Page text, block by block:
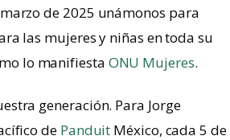
de 2025 unámonos para
las mujeres y niñas en toda su
lo manifiesta ONU Mujeres.
generación. Para Jorge
de Panduit México, cada 5 de